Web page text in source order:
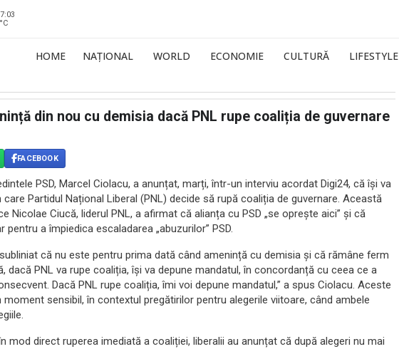
HOME NAȚIONAL WORLD ECONOMIE CULTURĂ LIFESTYLE
din nou cu demisia dacă PNL rupe coaliția de guvernare
FACEBOOK
PSD, Marcel Ciolacu, a anunțat, marți, într-un interviu acordat Digi24, că își va
Partidul Național Liberal (PNL) decide să rupă coaliția de guvernare. Această
Nicolae Ciucă, liderul PNL, a afirmat că alianța cu PSD „se oprește aici” și că
pentru a împiedica escaladarea „abuzurilor” PSD.
că nu este pentru prima dată când amenință cu demisia și că rămâne ferm
dacă PNL va rupe coaliția, își va depune mandatul, în concordanță cu ceea ce a
Dacă PNL rupe coaliția, îmi voi depune mandatul,” a spus Ciolacu. Aceste
sensibil, în contextul pregătirilor pentru alegerile viitoare, când ambele
mod direct ruperea imediată a coaliției, liberalii au anunțat că după alegeri nu mai